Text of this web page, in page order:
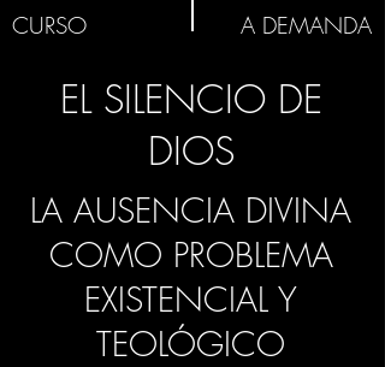
CURSO A DEMANDA
EL SILENCIO DE
DIOS
LA AUSENCIA DIVINA
COMO PROBLEMA
EXISTENCIAL Y
TEOLÓGICO